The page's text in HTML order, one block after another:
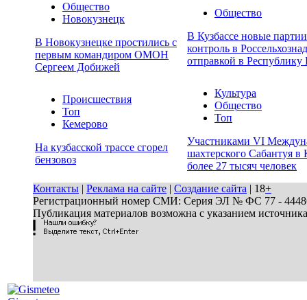
Общество
Новокузнецк
В Новокузнецке простились с
первым командиром ОМОН
Сергеем Добижей
Общество
В Кузбассе новые
контроль в
отправкой в Республику
Происшествия
Топ
Кемерово
На кузбасской трассе сгорел
бензовоз
Культура
Общество
Топ
Участниками VI
шахтерского Сабантуя в
более 27 тысяч человек
Контакты | Реклама на сайте | Создание сайта | 18+
Регистрационный номер СМИ: Серия ЭЛ № ФС 77 - 44486
Публикация материалов возможна с указанием